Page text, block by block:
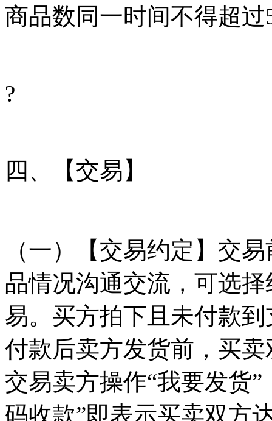
商品数同一时间不得超过
?
四、【交易】
（一）【交易约定】交
品情况沟通交流，可选
易。买方拍下且未付款
付款后卖方发货前，买
交易卖方操作“我要发货
码收款”即表示买卖双方